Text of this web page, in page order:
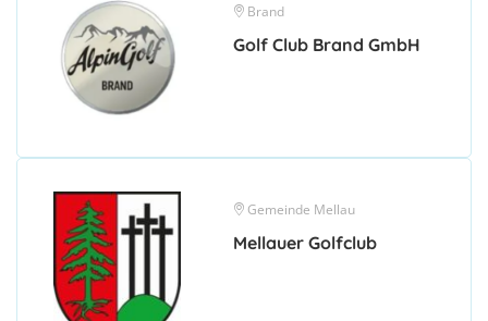
Brand
Golf Club Brand GmbH
Gemeinde Mellau
Mellauer Golfclub